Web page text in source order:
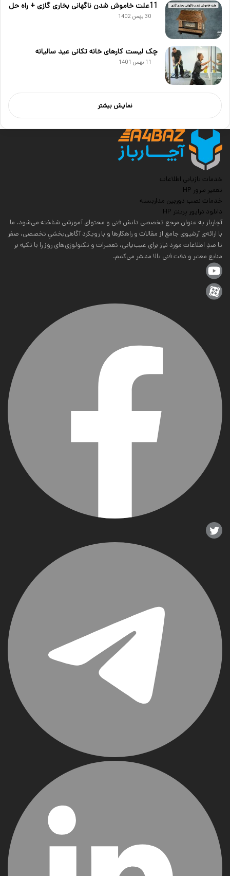
11علت خاموش شدن ناگهانی بخاری گازی + راه حل
30 بهمن 1402
چک لیست کارهای خانه تکانی عید سالیانه
11 بهمن 1401
نمایش بیشتر
خدمات بازیابی اطلاعات
تعمیر سرور HP
خدمات نصب دوربین مداربسته
دانلود درایور پرینتر HP
آچارباز به عنوان مرجع تخصصی دانش فنی و محتوای آموزشی شناخته می‌شود. ما
با ارائه‌ی آرشیوی جامع از مقالات و راهکارها و با رویکرد آگاهی‌بخشیِ تخصصی، صفر
تا صدِ اطلاعات مورد نیاز برای عیب‌یابی، تعمیرات و تکنولوژی‌های روز را با تکیه بر
منابع معتبر و دقت فنی بالا منتشر می‌کنیم.